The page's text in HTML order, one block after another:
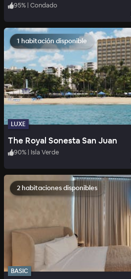
95% | Condado
1 habitación disponible
LUXE
The Royal Sonesta San Juan
90% | Isla Verde
2 habitaciones disponibles
BASIC